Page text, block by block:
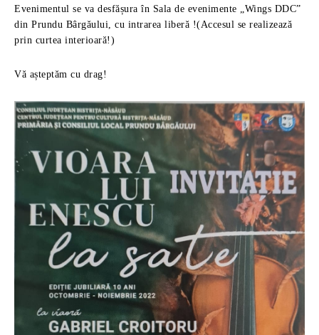
Evenimentul se va desfășura în Sala de evenimente „Wings DDC”
din Prundu Bârgăului, cu intrarea liberă !(Accesul se realizează
prin curtea interioară!)
Vă așteptăm cu drag!